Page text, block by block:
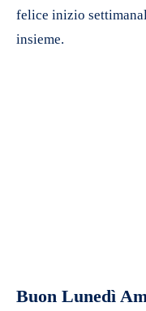
felice inizio
insieme.
Buon Lunedì